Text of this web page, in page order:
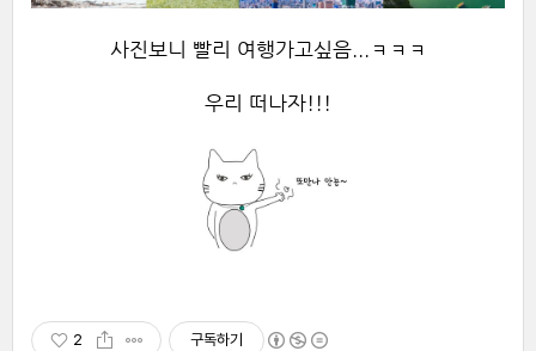
사진보니 빨리 여행가고싶음...ㅋㅋㅋ
우리 떠나자!!!
2 구독하기